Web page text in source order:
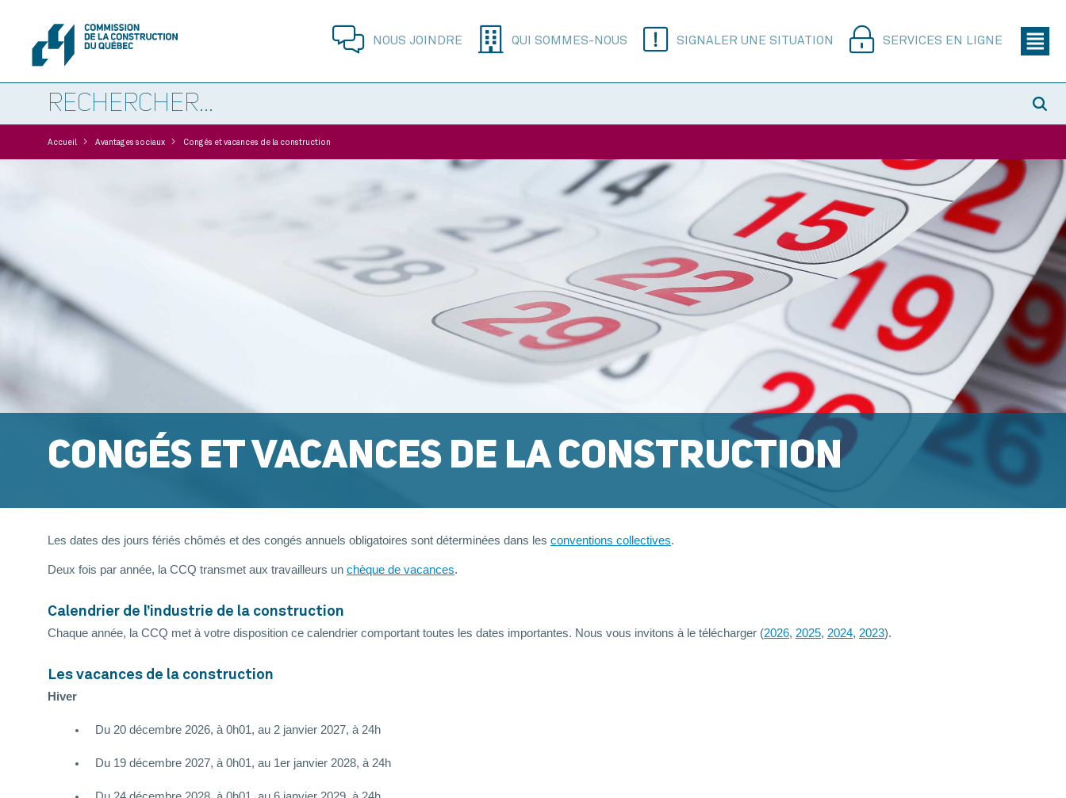
NOUS JOINDRE QUI SOMMES-NOUS SIGNALER UNE SITUATION SERVICES EN LIGNE
Accueil > Avantages sociaux > Congés et vacances de la construction
CONGÉS ET VACANCES DE LA CONSTRUCTION
Les dates des jours fériés chômés et des congés annuels obligatoires sont déterminées dans les conventions collectives.
Deux fois par année, la CCQ transmet aux travailleurs un chèque de vacances.
Calendrier de l’industrie de la construction
Chaque année, la CCQ met à votre disposition ce calendrier comportant toutes les dates importantes. Nous vous invitons à le télécharger (2026, 2025, 2024, 2023).
Les vacances de la construction
Hiver
Du 20 décembre 2026, à 0h01, au 2 janvier 2027, à 24h
Du 19 décembre 2027, à 0h01, au 1er janvier 2028, à 24h